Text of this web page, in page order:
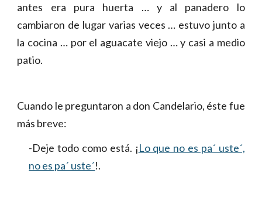
antes era pura huerta … y al panadero lo
cambiaron de lugar varias veces … estuvo junto a
la cocina … por el aguacate viejo … y casi a medio
patio.
Cuando le preguntaron a don Candelario, éste fue
más breve:
-Deje todo como está. ¡Lo que no es pa´ uste´,
no es pa´ uste´!.